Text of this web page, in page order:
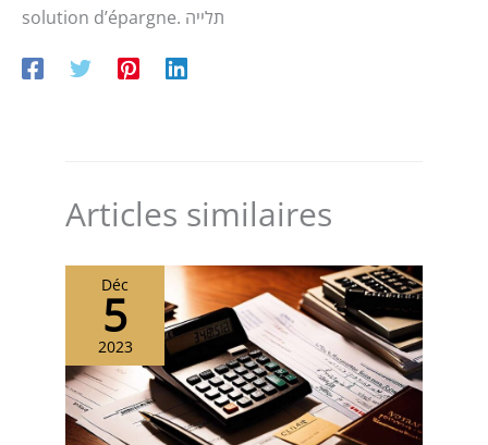
solution d’épargne. תלייה
Articles similaires
Déc
5
2023